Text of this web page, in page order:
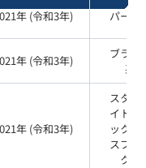
年 (令和3年) パール
年 (令和3年)
ブラッ
系
年 (令和3年)
スター
イトブ
ックガ
スフレ
ク